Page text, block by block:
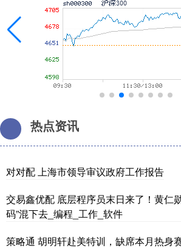
热点资讯
对对配 上海市领导审议政府工作报告
交易鑫优配 底层程序员末日来了！黄仁
码”混下去_编程_工作_软件
策略通 胡明轩赴美特训，缺席本月热身